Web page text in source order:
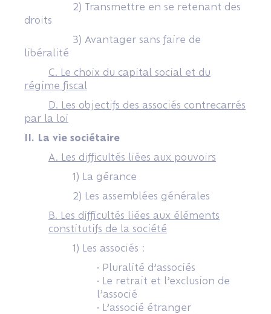
2) Transmettre en se retenant des
droits
3) Avantager sans faire de
libéralité
C. Le choix du capital social et du
régime fiscal
D. Les objectifs des associés contrecarrés
par la loi
II. La vie sociétaire
A. Les difficultés liées aux pouvoirs
1) La gérance
2) Les assemblées générales
B. Les difficultés liées aux éléments
constitutifs de la société
1) Les associés :
• Pluralité d’associés
• Le retrait et l’exclusion de
l’associé
• L’associé étranger